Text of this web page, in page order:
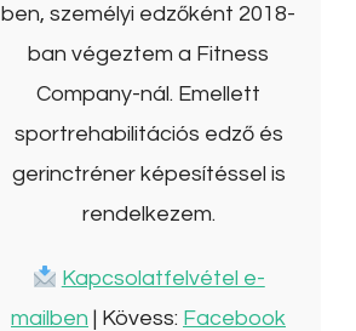
ben, személyi edzőként 2018-
ban végeztem a Fitness
Company-nál. Emellett
sportrehabilitációs edző és
gerinctréner képesítéssel is
rendelkezem.
Kapcsolatfelvétel e-
mailben | Kövess: Facebook